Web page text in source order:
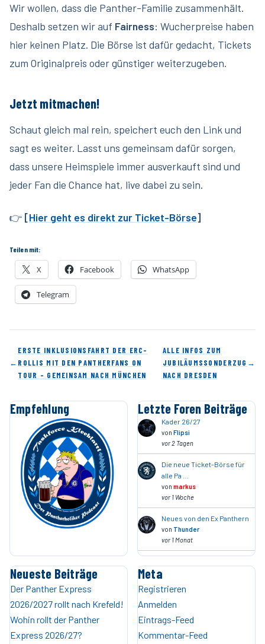
Wir wollen, dass die Panther-Familie zusammenhält.
Deshalb setzen wir auf Fairness: Wucherpreise haben
hier keinen Platz. Die Börse ist dafür gedacht, Tickets
zum Originalpreis oder günstiger weiterzugeben.
Jetzt mitmachen!
Schaut gleich mal rein, speichert euch den Link und
sagt es weiter. Lasst uns gemeinsam dafür sorgen,
dass unsere Heimspiele immer ausverkauft sind und
jeder Fan die Chance hat, live dabei zu sein.
👉 [Hier geht es direkt zur Ticket-Börse]
Teilen mit:
X Facebook WhatsApp
Telegram
←
ERSTE INKLUSIONSFAHRT DER ERC-
ROLLIS MIT DEN PANTHERFANS ON
TOUR – GEMEINSAM NACH MÜNCHEN
ALLE INFOS ZUM
JUBILÄUMSSONDERZUG
NACH DRESDEN
→
Empfehlung Letzte Foren Beiträge
Kader 26/27
von Flipsi
vor 2 Tagen
Die neue Ticket-Börse für
alle Pa …
von markus
vor 1 Woche
Neues von den Ex Panthern
von Thunder
vor 1 Monat
Neueste Beiträge
Der Panther Express
2026/2027 rollt nach Krefeld!
Wohin rollt der Panther
Express 2026/27?
Meta
Registrieren
Anmelden
Eintrags-Feed
Kommentar-Feed